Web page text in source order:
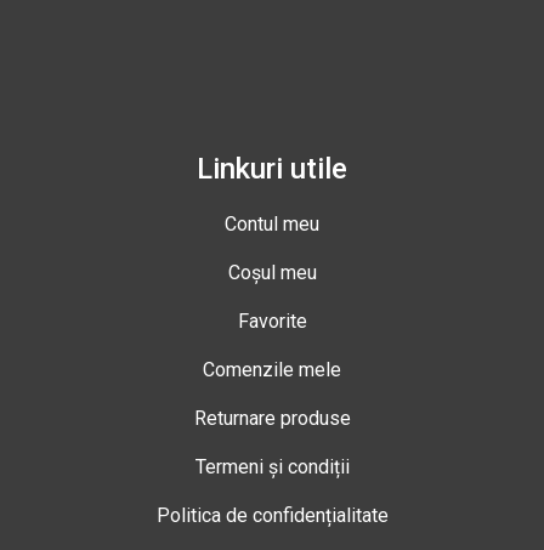
Linkuri utile
Contul meu
Coșul meu
Favorite
Comenzile mele
Returnare produse
Termeni și condiții
Politica de confidențialitate